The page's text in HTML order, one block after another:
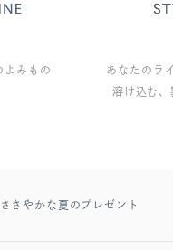
よみもの
あなたのラ
溶け込む、
さやかな夏のプレゼント